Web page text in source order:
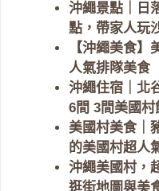
沖繩景點｜日
點，帶家人玩
【沖繩美食
人氣排隊美食
沖繩住宿｜北
6間 3間美國
美國村美食｜
的美國村超人
沖繩美國村，
逛街地圖與美